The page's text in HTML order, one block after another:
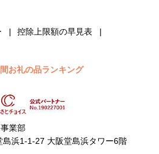
控除上限額の早見表
お礼の品ランキング
業部
浜1-1-27 大阪堂島浜タワー6階